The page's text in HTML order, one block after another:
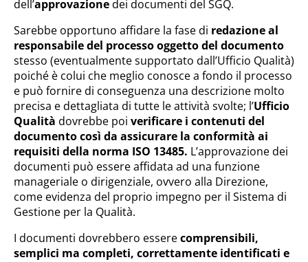
dell’approvazionedei documenti del SGQ.
Sarebbe opportuno affidare la fase di redazione al
responsabile del processo oggetto del documento
stesso (eventualmente supportato dall’Ufficio Qualità)
poiché è colui che meglio conosce a fondo il processo
e può fornire di conseguenza una descrizione molto
precisa e dettagliata di tutte le attività svolte; l’Ufficio
Qualità dovrebbe poi verificare i contenuti del
documento così da assicurare la conformità ai
requisiti della norma ISO 13485. L’approvazione dei
documenti può essere affidata ad una funzione
manageriale o dirigenziale, ovvero alla Direzione,
come evidenza del proprio impegno per il Sistema di
Gestione per la Qualità.
I documenti dovrebbero esserecomprensibili,
semplici ma completi, correttamente identificati e